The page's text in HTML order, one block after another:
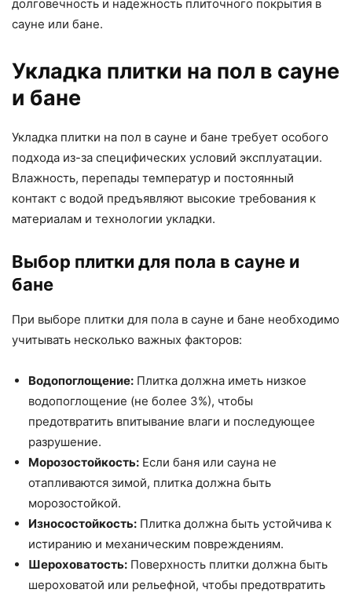
долговечность и надежность плиточного покрытия в
сауне или бане.
Укладка плитки на пол в сауне
и бане
Укладка плитки на пол в сауне и бане требует особого
подхода из-за специфических условий эксплуатации.
Влажность, перепады температур и постоянный
контакт с водой предъявляют высокие требования к
материалам и технологии укладки.
Выбор плитки для пола в сауне и
бане
При выборе плитки для пола в сауне и бане необходимо
учитывать несколько важных факторов:
Водопоглощение: Плитка должна иметь низкое
водопоглощение (не более 3%), чтобы
предотвратить впитывание влаги и последующее
разрушение.
Морозостойкость: Если баня или сауна не
отапливаются зимой, плитка должна быть
морозостойкой.
Износостойкость: Плитка должна быть устойчива к
истиранию и механическим повреждениям.
Шероховатость: Поверхность плитки должна быть
шероховатой или рельефной, чтобы предотвратить